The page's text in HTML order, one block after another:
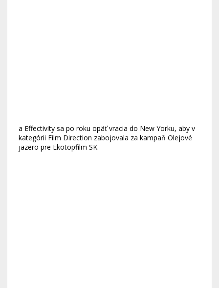
a Effectivity sa po roku opäť vracia do New Yorku, aby v
kategórii Film Direction zabojovala za kampaň Olejové
jazero pre Ekotopfilm SK.